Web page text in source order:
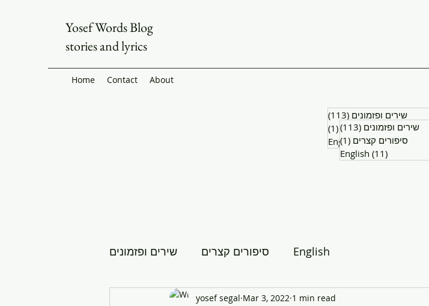
Yosef Words Blog
stories and lyrics
Home Contact About
שירים ופזמונים סיפורים קצרים English
yosef segal Mar 3, 2022 1 min read
שירים ופזמונים (113)
סיפורים קצרים (1)
1 post
English (11) 11 posts
שירים ופזמונים (113)
סיפורים קצרים (1)
English (11)